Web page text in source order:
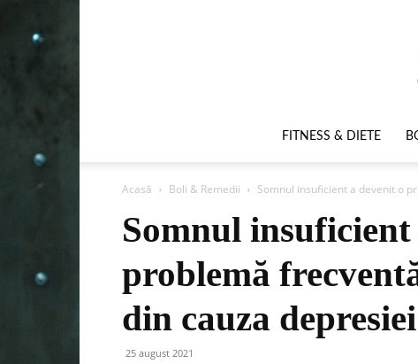
FITNESS & DIETE
Acasă Boli & Remedii Somnul insuficient a devenit o
Somnul insuficient
problemă
din cauza depresiei
25 august 2021